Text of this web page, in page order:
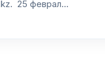
сообщает Malim.kz. 25 феврал...